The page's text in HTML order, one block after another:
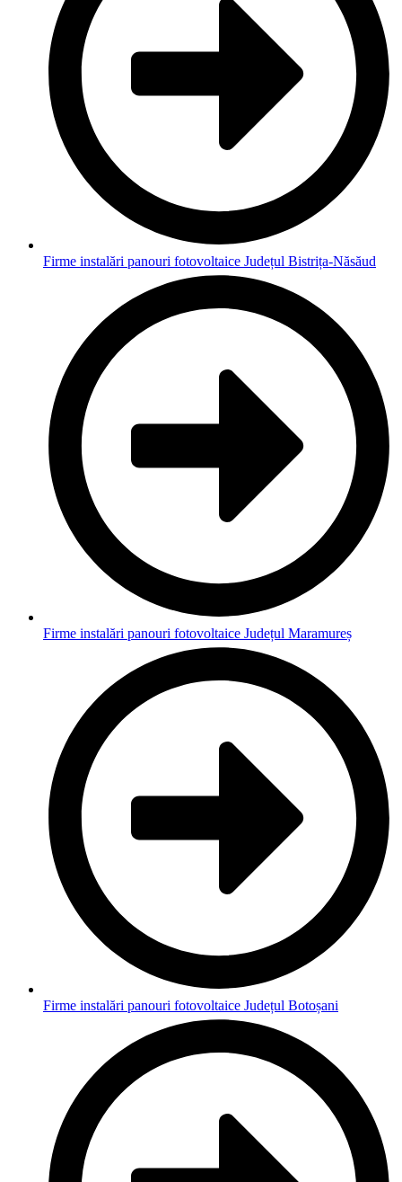
Firme instalări panouri fotovoltaice Județul Bistrița-Năsăud
Firme instalări panouri fotovoltaice Județul Maramureș
Firme instalări panouri fotovoltaice Județul Botoșani